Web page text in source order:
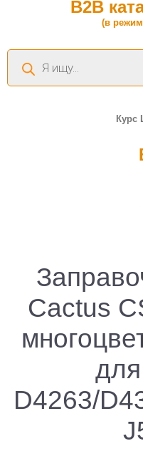
B2B
(в
Поиск
товаров
Курс
Cactus
D4263/